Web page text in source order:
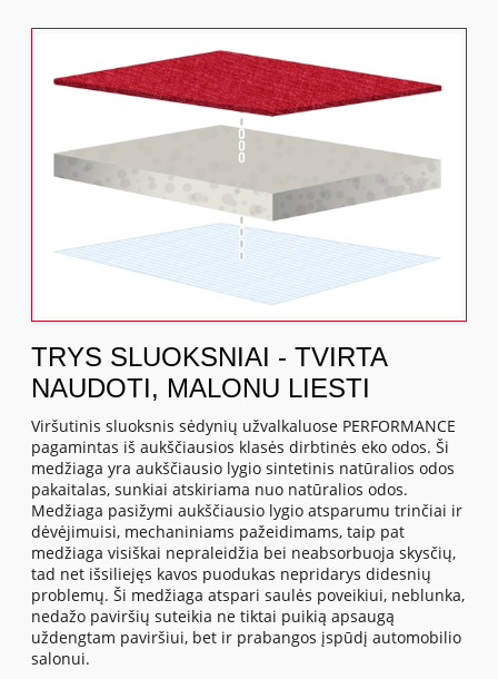
TRYS SLUOKSNIAI - TVIRTA
NAUDOTI, MALONU LIESTI
Viršutinis sluoksnis sėdynių užvalkaluose PERFORMANCE
pagamintas iš aukščiausios klasės dirbtinės eko odos. Ši
medžiaga yra aukščiausio lygio sintetinis natūralios odos
pakaitalas, sunkiai atskiriama nuo natūralios odos.
Medžiaga pasižymi aukščiausio lygio atsparumu trinčiai ir
dėvėjimuisi, mechaniniams pažeidimams, taip pat
medžiaga visiškai nepraleidžia bei neabsorbuoja skysčių,
tad net išsiliejęs kavos puodukas nepridarys didesnių
problemų. Ši medžiaga atspari saulės poveikiui, neblunka,
nedažo paviršių suteikia ne tiktai puikią apsaugą
uždengtam paviršiui, bet ir prabangos įspūdį automobilio
salonui.